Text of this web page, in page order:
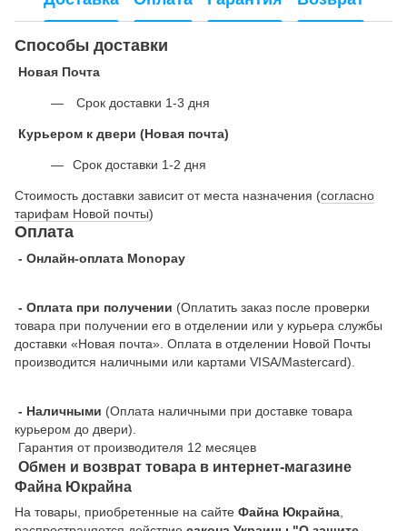
Способы доставки
Новая Почта
Срок доставки 1-3 дня
Курьером к двери (Новая почта)
Срок доставки 1-2 дня
Стоимость доставки зависит от места назначения (согласно
тарифам Новой почты)
Оплата
- Онлайн-оплата Monopay
- Оплата при получении (Оплатить заказ после проверки
товара при получении его в отделении или у курьера службы
доставки «Новая почта». Оплата в отделении Новой Почты
производится наличными или картами VISA/Mastercard).
- Наличными (Оплата наличными при доставке товара
курьером до двери).
Гарантия от производителя 12 месяцев
Обмен и возврат товара в интернет-магазине
Файна Юкрайна
На товары, приобретенные на сайте Файна Юкрайна,